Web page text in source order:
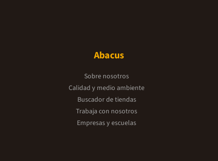
Abacus
Sobre nosotros
Calidad y medio ambiente
Buscador de tiendas
Trabaja con nosotros
Empresas y escuelas